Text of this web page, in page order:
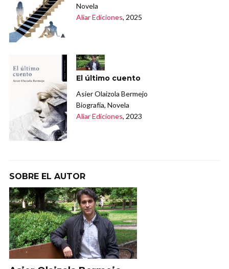
Novela
Aliar Ediciones, 2025
El último cuento
Asier Olaizola Bermejo
Biografía, Novela
Aliar Ediciones, 2023
SOBRE EL AUTOR